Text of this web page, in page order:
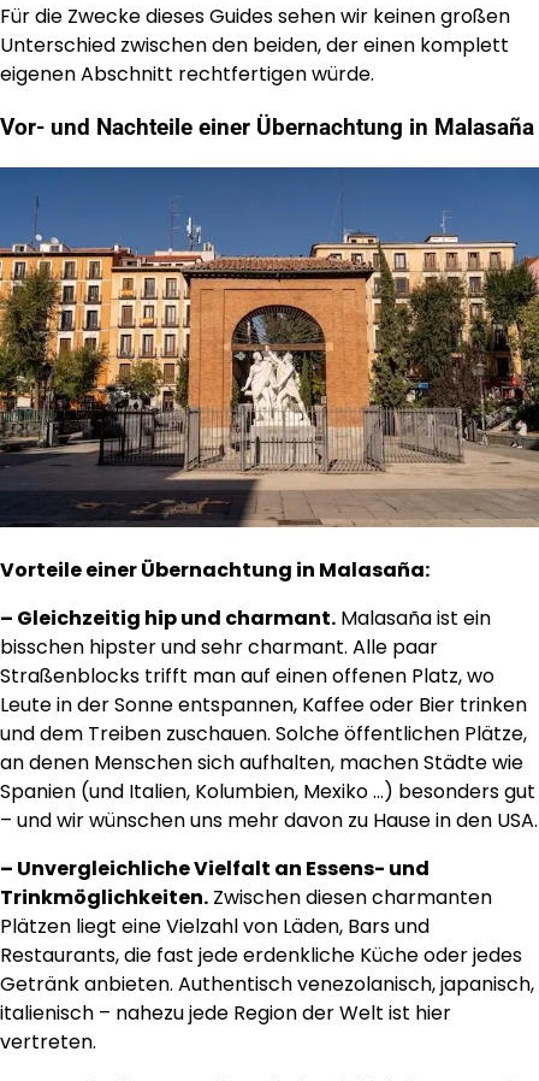
Für die Zwecke dieses Guides sehen wir keinen großen
Unterschied zwischen den beiden, der einen komplett
eigenen Abschnitt rechtfertigen würde.
Vor- und Nachteile einer Übernachtung in Malasaña
Vorteile einer Übernachtung in Malasaña:
– Gleichzeitig hip und charmant. Malasaña ist ein
bisschen hipster und sehr charmant. Alle paar
Straßenblocks trifft man auf einen offenen Platz, wo
Leute in der Sonne entspannen, Kaffee oder Bier trinken
und dem Treiben zuschauen. Solche öffentlichen Plätze,
an denen Menschen sich aufhalten, machen Städte wie
Spanien (und Italien, Kolumbien, Mexiko …) besonders gut
– und wir wünschen uns mehr davon zu Hause in den USA.
– Unvergleichliche Vielfalt an Essens- und
Trinkmöglichkeiten. Zwischen diesen charmanten
Plätzen liegt eine Vielzahl von Läden, Bars und
Restaurants, die fast jede erdenkliche Küche oder jedes
Getränk anbieten. Authentisch venezolanisch, japanisch,
italienisch – nahezu jede Region der Welt ist hier
vertreten.